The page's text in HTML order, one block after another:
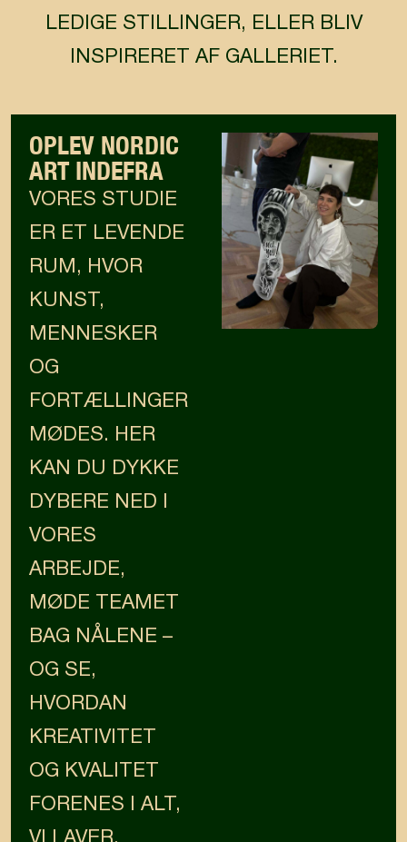
LEDIGE STILLINGER, ELLER BLIV
INSPIRERET AF GALLERIET.
OPLEV NORDIC
ART INDEFRA
VORES STUDIE
ER ET LEVENDE
RUM, HVOR
KUNST,
MENNESKER
OG
FORTÆLLINGER
MØDES. HER
KAN DU DYKKE
DYBERE NED I
VORES
ARBEJDE,
MØDE TEAMET
BAG NÅLENE –
OG SE,
HVORDAN
KREATIVITET
OG KVALITET
FORENES I ALT,
VI LAVER.